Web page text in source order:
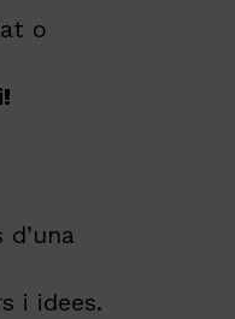
o
i idees.